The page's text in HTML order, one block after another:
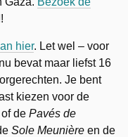
hier. Let wel – voor
bevat maar liefst 16
Je bent
kiezen voor de
of dePavés de
Sole Meunièreen de